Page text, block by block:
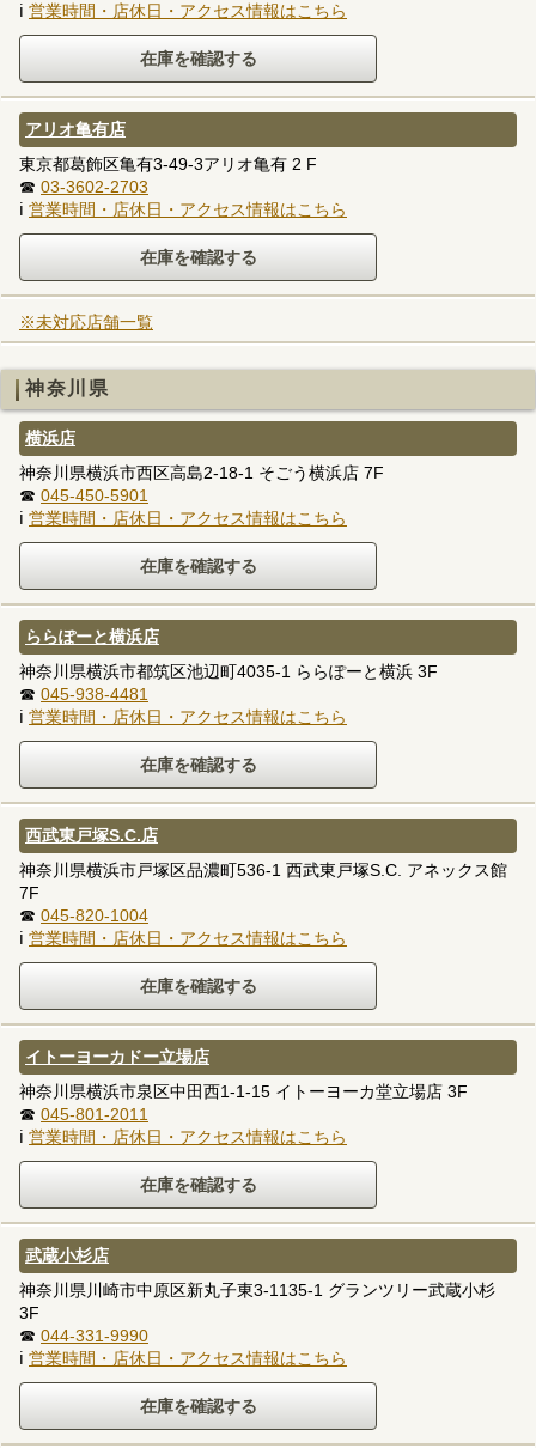
ℹ 営業時間・店休日・アクセス情報はこちら
アリオ亀有店
東京都葛飾区亀有3-49-3アリオ亀有 2 F
☎ 03-3602-2703
ℹ 営業時間・店休日・アクセス情報はこちら
※未対応店舗一覧
神奈川県
横浜店
神奈川県横浜市西区高島2-18-1 そごう横浜店 7F
☎ 045-450-5901
ℹ 営業時間・店休日・アクセス情報はこちら
ららぽーと横浜店
神奈川県横浜市都筑区池辺町4035-1 ららぽーと横浜 3F
☎ 045-938-4481
ℹ 営業時間・店休日・アクセス情報はこちら
西武東戸塚S.C.店
神奈川県横浜市戸塚区品濃町536-1 西武東戸塚S.C. アネックス館
7F
☎ 045-820-1004
ℹ 営業時間・店休日・アクセス情報はこちら
イトーヨーカドー立場店
神奈川県横浜市泉区中田西1-1-15 イトーヨーカ堂立場店 3F
☎ 045-801-2011
ℹ 営業時間・店休日・アクセス情報はこちら
武蔵小杉店
神奈川県川崎市中原区新丸子東3-1135-1 グランツリー武蔵小杉
3F
☎ 044-331-9990
ℹ 営業時間・店休日・アクセス情報はこちら